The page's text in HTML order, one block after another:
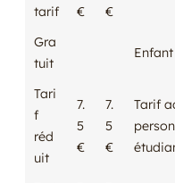
tarif
€
€
Gra
tuit
Tari
f
réd
uit
7.
5
€
7.
5
€
Tarif